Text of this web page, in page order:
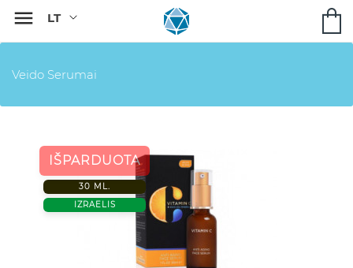

Veido Serumai
IŠPARDUOTA
30 ML.
IZRAELIS